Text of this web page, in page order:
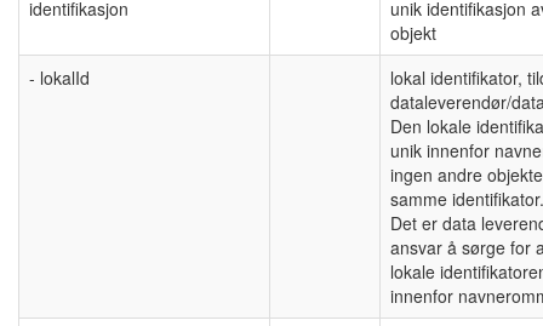
identifikasjon
unik identifikasjon
objekt
- lokalId
lokal identifikator,
dataleverendør/
Den lokale
unik innenfor
ingen andre
samme
Det er data
ansvar å sørge for
lokale
innenfor